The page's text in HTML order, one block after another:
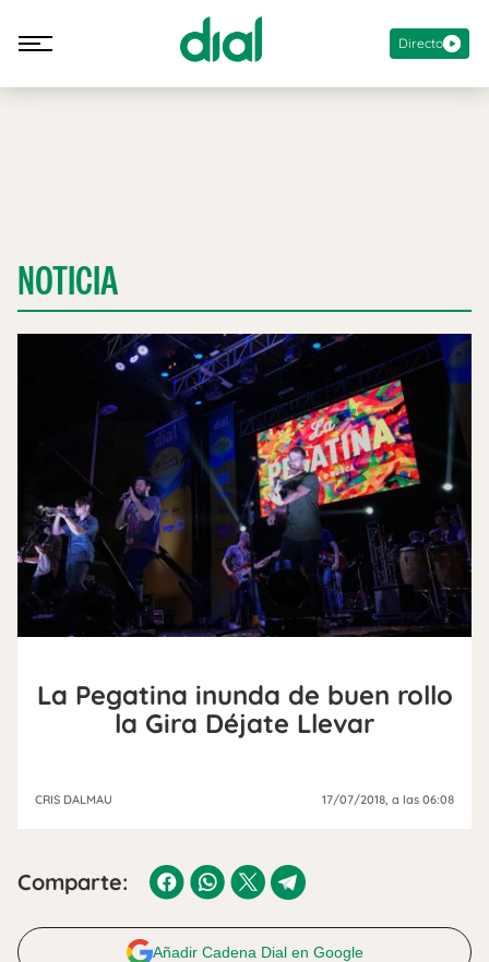
Directo
NOTICIA
La Pegatina inunda de buen rollo
la Gira Déjate Llevar
CRIS DALMAU 17/07/2018 , a las 06:08
Comparte:
Añadir Cadena Dial en Google